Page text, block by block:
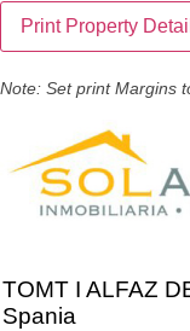
Note: Set print Margins
TOMT I ALFAZ
Spania